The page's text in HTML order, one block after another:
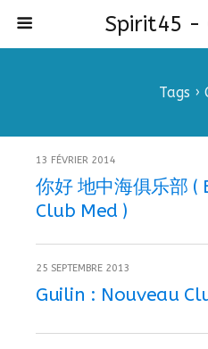
Spirit45 -
Tags ›
13 FÉVRIER 2014
你好 地中海俱乐部 (
Club Med )
25 SEPTEMBRE 2013
Guilin : Nouveau